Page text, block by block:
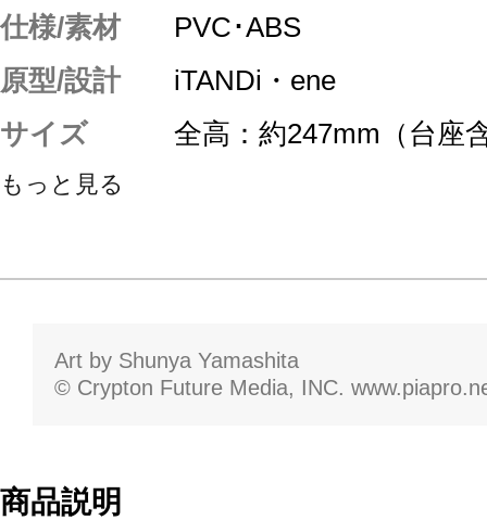
仕様/素材
PVC･ABS
原型/設計
iTANDi・ene
サイズ
全高：約247mm（台座
もっと見る
Art by Shunya Yamashita
© Crypton Future Media, INC.
商品説明